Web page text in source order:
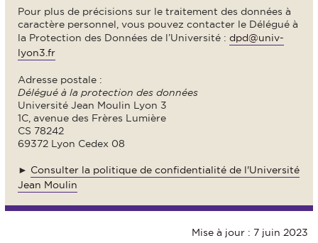
Pour plus de précisions sur le traitement des données à
caractère personnel, vous pouvez contacter le Délégué à
la Protection des Données de l’Université :dpd@univ-
lyon3.fr
Adresse postale :
Délégué à la protection des données
Université Jean Moulin Lyon 3
1C, avenue des Frères Lumière
CS 78242
69372 Lyon Cedex 08
► Consulter la politique de confidentialité de l'Université
Jean Moulin
Mise à jour : 7 juin 2023